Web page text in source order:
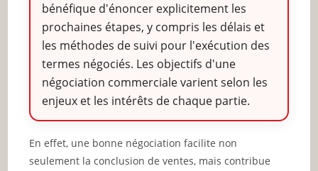
bénéfique d'énoncer explicitement les
prochaines étapes, y compris les délais et
les méthodes de suivi pour l'exécution des
termes négociés. Les objectifs d'une
négociation commerciale varient selon les
enjeux et les intérêts de chaque partie.
En effet, une bonne négociation facilite non
seulement la conclusion de ventes, mais contribue